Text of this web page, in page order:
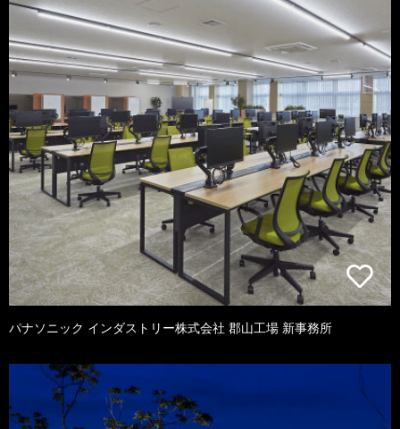
パナソニック インダストリー株式会社 郡山工場 新事務所